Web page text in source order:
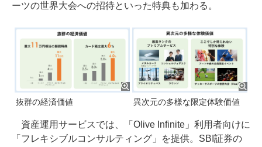
ーツの世界大会への招待といった特典も加わる。
抜群の経済価値 異次元の多様な限定体験価値
資産運用サービスでは、「Olive Infinite」利用者向けに
「フレキシブルコンサルティング」を提供。SBI証券の